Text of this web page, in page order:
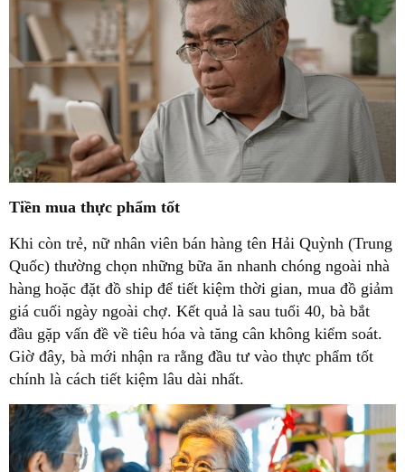
Tiền mua thực phẩm tốt
Khi còn trẻ, nữ nhân viên bán hàng tên Hải Quỳnh (Trung
Quốc) thường chọn những bữa ăn nhanh chóng ngoài nhà
hàng hoặc đặt đồ ship để tiết kiệm thời gian, mua đồ giảm
giá cuối ngày ngoài chợ. Kết quả là sau tuổi 40, bà bắt
đầu gặp vấn đề về tiêu hóa và tăng cân không kiểm soát.
Giờ đây, bà mới nhận ra rằng đầu tư vào thực phẩm tốt
chính là cách tiết kiệm lâu dài nhất.